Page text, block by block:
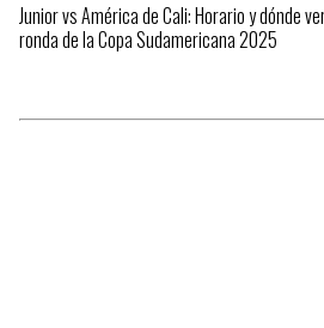
Junior vs América de Cali: Horario y dónde
ronda de la Copa Sudamericana 2025